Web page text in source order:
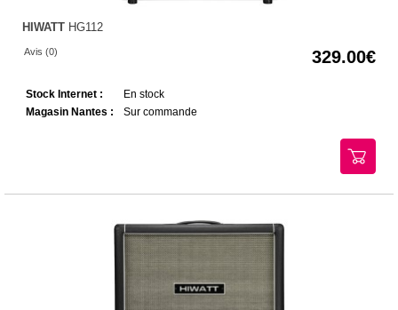
HIWATT HG112
Avis (0) 329.00
Stock Internet :
En stock
Magasin Nantes :
Sur commande